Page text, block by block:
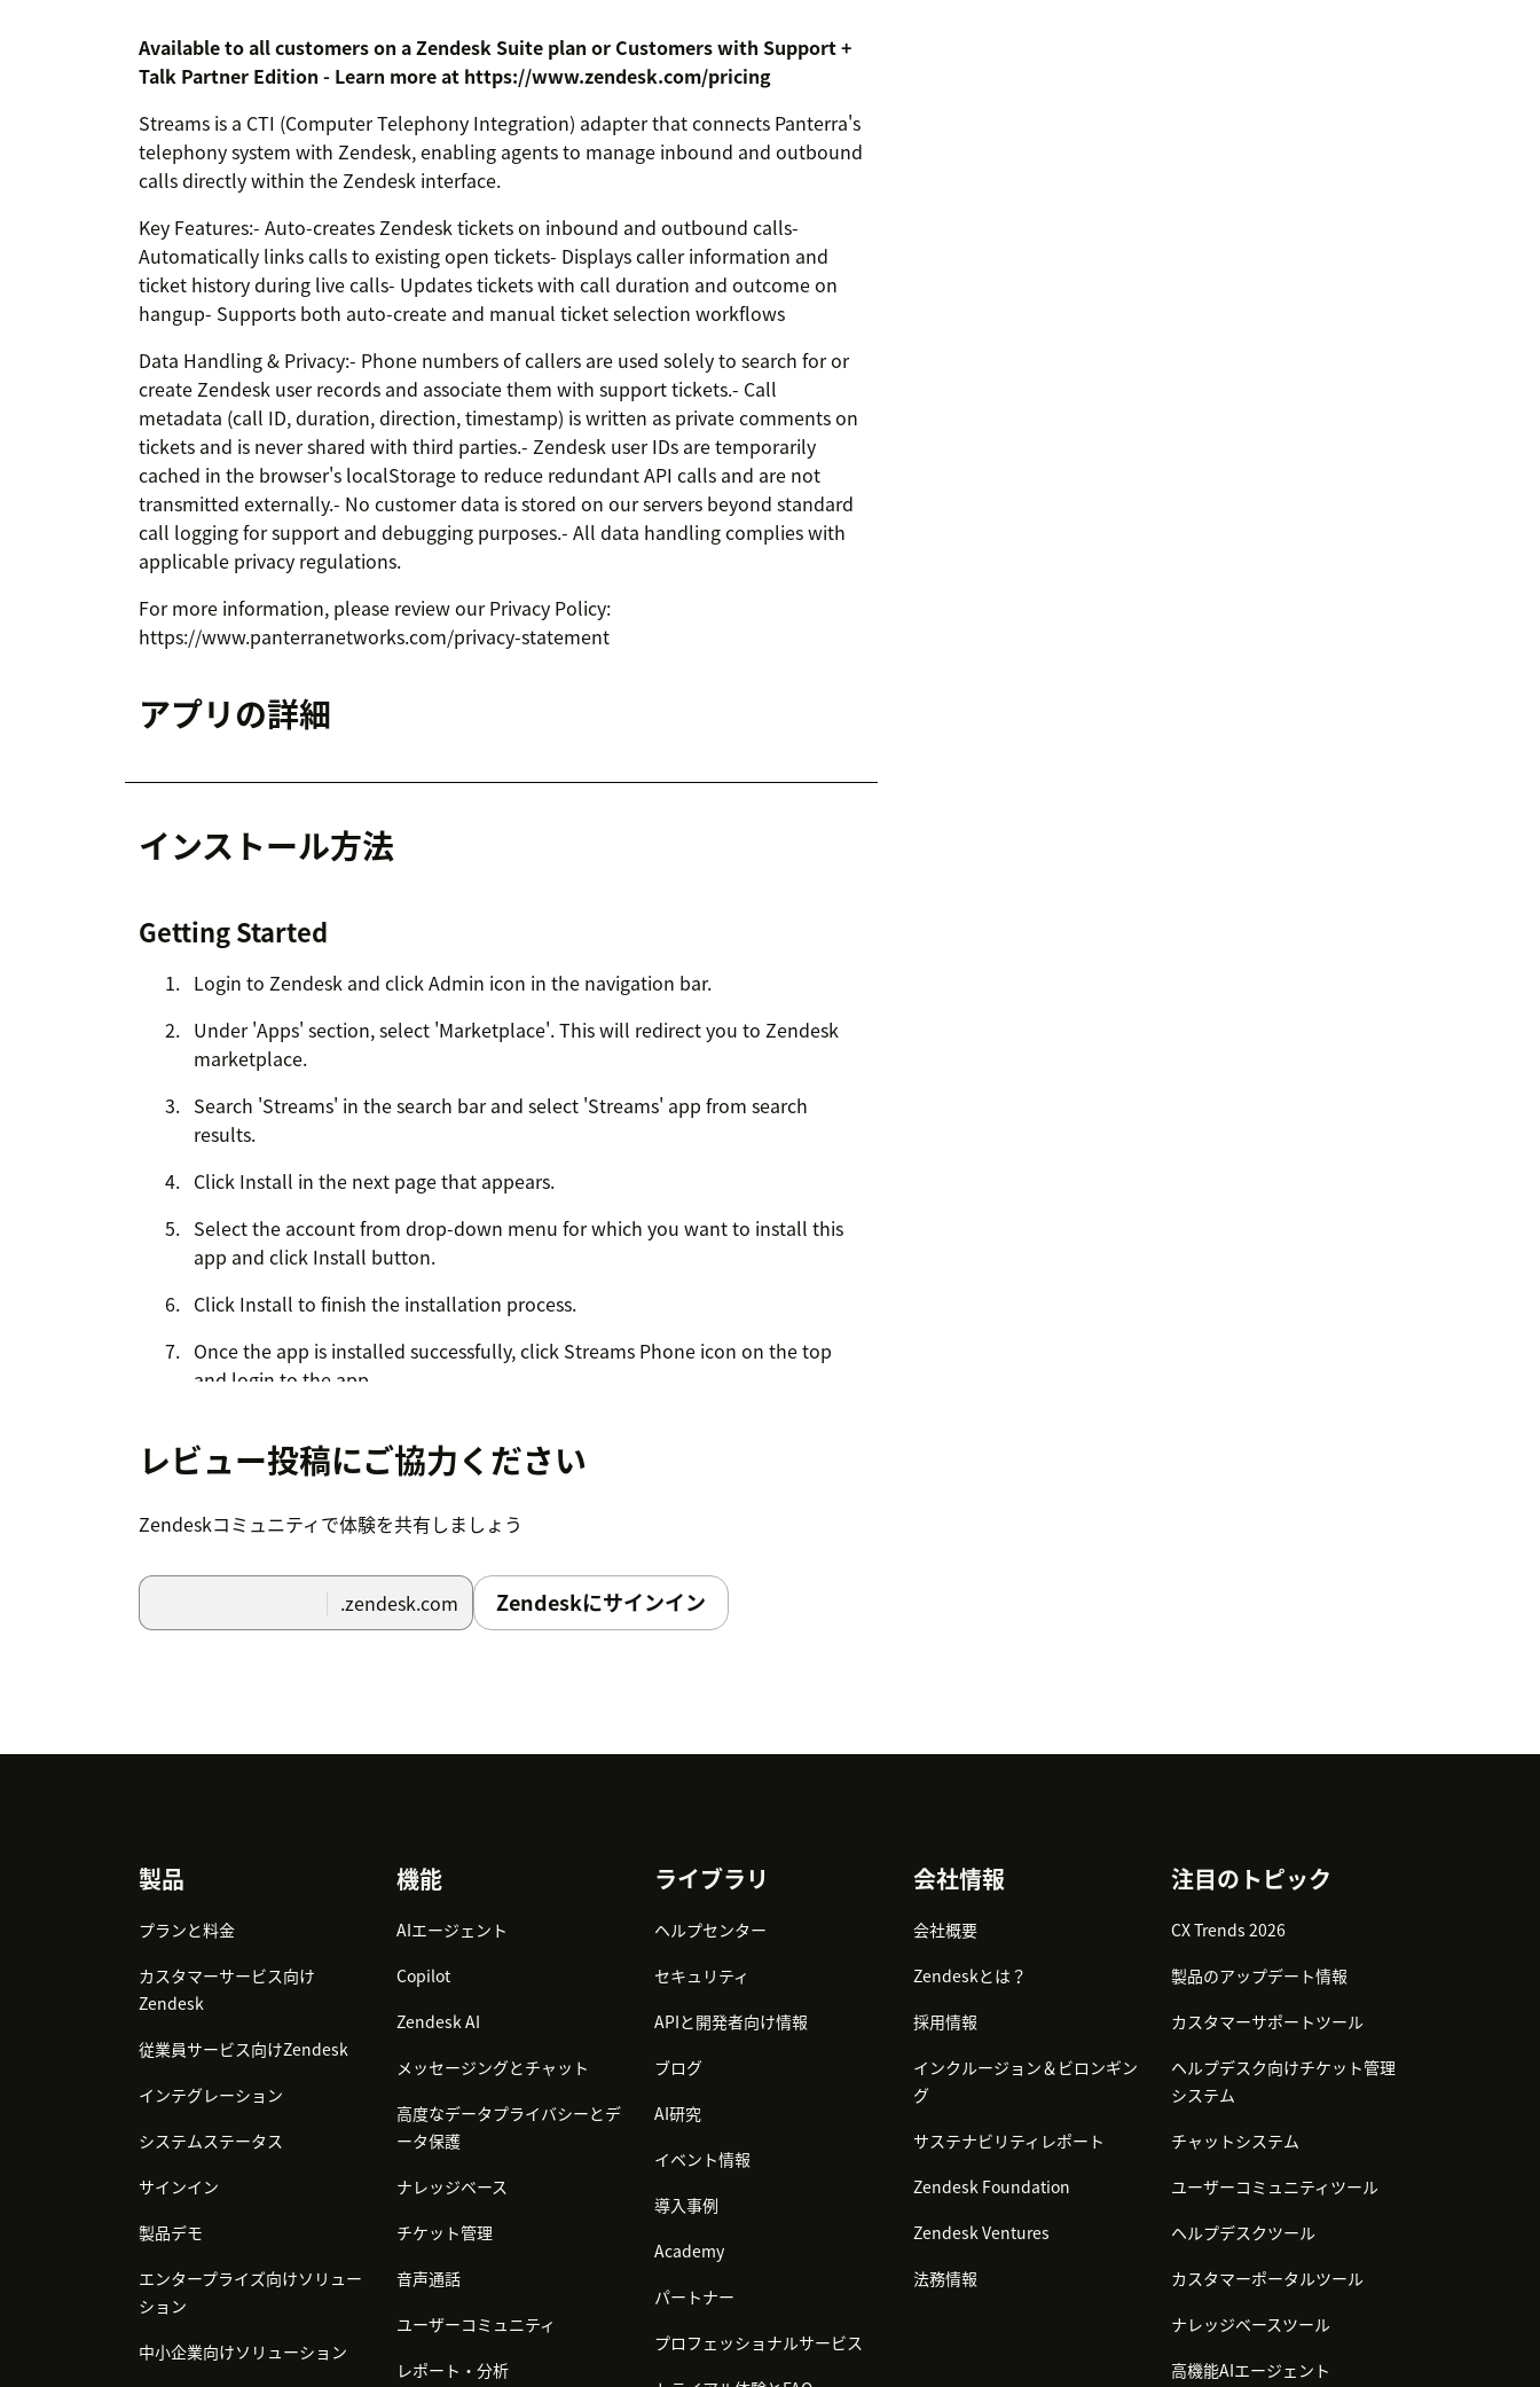
Available to all customers on a Zendesk Suite plan or Customers with Support +
Talk Partner Edition - Learn more at https://www.zendesk.com/pricing
Streams is a CTI (Computer Telephony Integration) adapter that connects Panterra's
telephony system with Zendesk, enabling agents to manage inbound and outbound
calls directly within the Zendesk interface.
Key Features:- Auto-creates Zendesk tickets on inbound and outbound calls-
Automatically links calls to existing open tickets- Displays caller information and
ticket history during live calls- Updates tickets with call duration and outcome on
hangup- Supports both auto-create and manual ticket selection workflows
Data Handling & Privacy:- Phone numbers of callers are used solely to search for or
create Zendesk user records and associate them with support tickets.- Call
metadata (call ID, duration, direction, timestamp) is written as private comments on
tickets and is never shared with third parties.- Zendesk user IDs are temporarily
cached in the browser's localStorage to reduce redundant API calls and are not
transmitted externally.- No customer data is stored on our servers beyond standard
call logging for support and debugging purposes.- All data handling complies with
applicable privacy regulations.
For more information, please review our Privacy Policy:
https://www.panterranetworks.com/privacy-statement
アプリの詳細
インストール方法
Getting Started
Login to Zendesk and click Admin icon in the navigation bar.
Under 'Apps' section, select 'Marketplace'. This will redirect you to Zendesk
marketplace.
Search 'Streams' in the search bar and select 'Streams' app from search
results.
Click Install in the next page that appears.
Select the account from drop-down menu for which you want to install this
app and click Install button.
Click Install to finish the installation process.
Once the app is installed successfully, click Streams Phone icon on the top
and login to the app.
Refer to theAdmin Guide
レビュー投稿にご協力ください
Zendeskコミュニティで体験を共有しましょう
.zendesk.com Zendeskにサインイン
製品
プランと料金
カスタマーサービス向け
Zendesk
従業員サービス向けZendesk
インテグレーション
システムステータス
サインイン
製品デモ
エンタープライズ向けソリュー
ション
中小企業向けソリューション
機能
AIエージェント
Copilot
Zendesk AI
メッセージングとチャット
高度なデータプライバシーとデ
ータ保護
ナレッジベース
チケット管理
音声通話
ユーザーコミュニティ
レポート・分析
ライブラリ
ヘルプセンター
セキュリティ
APIと開発者向け情報
ブログ
AI研究
イベント情報
導入事例
Academy
パートナー
プロフェッショナルサービス
会社情報
会社概要
Zendeskとは？
採用情報
インクルージョン＆ビロンギン
グ
サステナビリティレポート
Zendesk Foundation
Zendesk Ventures
法務情報
注目のトピック
CX Trends 2026
製品のアップデート情報
カスタマーサポートツール
ヘルプデスク向けチケット管理
システム
チャットシステム
ユーザーコミュニティツール
ヘルプデスクツール
カスタマーポータルツール
ナレッジベースツール
高機能AIエージェント